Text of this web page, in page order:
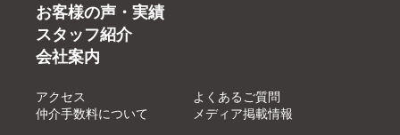
お客様の声・実績
スタッフ紹介
会社案内
アクセス
よくあるご質問
仲介手数料について
メディア掲載情報